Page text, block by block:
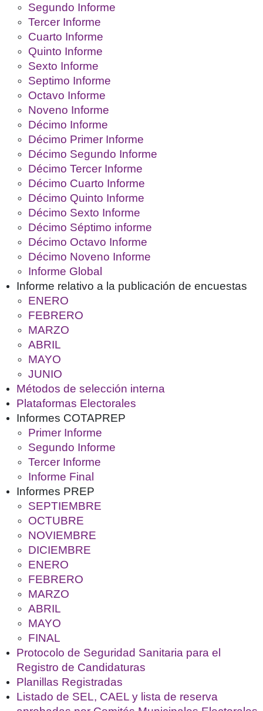
Segundo Informe
Tercer Informe
Cuarto Informe
Quinto Informe
Sexto Informe
Septimo Informe
Octavo Informe
Noveno Informe
Décimo Informe
Décimo Primer Informe
Décimo Segundo Informe
Décimo Tercer Informe
Décimo Cuarto Informe
Décimo Quinto Informe
Décimo Sexto Informe
Décimo Séptimo informe
Décimo Octavo Informe
Décimo Noveno Informe
Informe Global
Informe relativo a la publicación de encuestas
ENERO
FEBRERO
MARZO
ABRIL
MAYO
JUNIO
Métodos de selección interna
Plataformas Electorales
Informes COTAPREP
Primer Informe
Segundo Informe
Tercer Informe
Informe Final
Informes PREP
SEPTIEMBRE
OCTUBRE
NOVIEMBRE
DICIEMBRE
ENERO
FEBRERO
MARZO
ABRIL
MAYO
FINAL
Protocolo de Seguridad Sanitaria para el
Registro de Candidaturas
Planillas Registradas
Listado de SEL, CAEL y lista de reserva